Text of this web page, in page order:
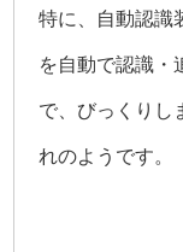
特に、自動認識
を自動で認識・
で、びっくりし
れのようです。